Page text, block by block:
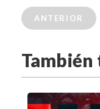
ANTERIOR
También